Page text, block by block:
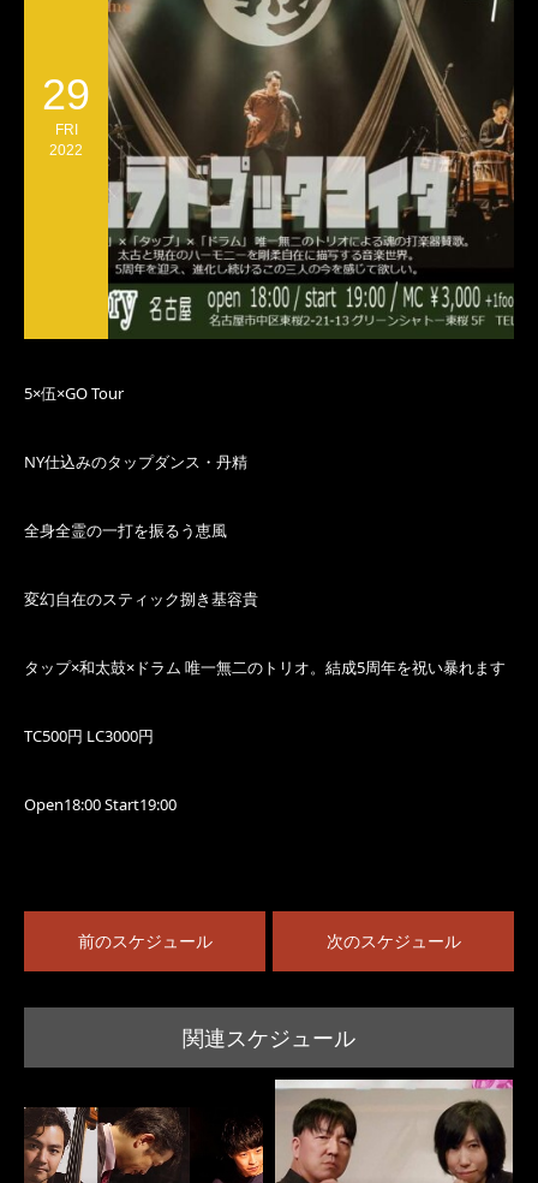
29
FRI
2022
5×伍×GO Tour
NY仕込みのタップダンス・丹精
全身全霊の一打を振るう恵風
変幻自在のスティック捌き基容貴
タップ×和太鼓×ドラム 唯一無二のトリオ。結成5周年を祝い暴れます
TC500円 LC3000円
Open18:00 Start19:00
前のスケジュール 次のスケジュール
関連スケジュール